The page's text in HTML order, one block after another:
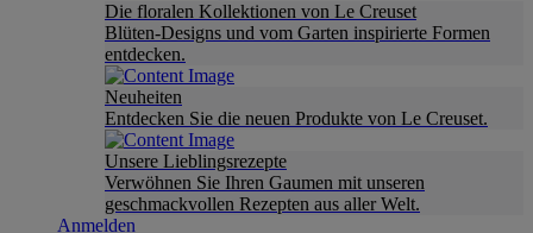
Die floralen Kollektionen von Le Creuset
Blüten-Designs und vom Garten inspirierte Formen
entdecken.
Neuheiten
Entdecken Sie die neuen Produkte von Le Creuset.
Unsere Lieblingsrezepte
Verwöhnen Sie Ihren Gaumen mit unseren
geschmackvollen Rezepten aus aller Welt.
Anmelden